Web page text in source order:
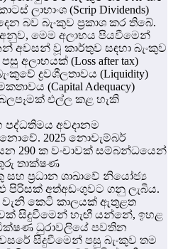
ලාභාංශ (Scrip Dividends)
බව බැංකුව ප්‍රකාශ කර තිබේ.
මෙම අලාභය පියවීමෙන්
අවසන් වූ කාර්තුව සඳහා බැංකුව
අලාභයක් (Loss after tax)
ද්‍රවශීලතාවය (Liquidity)
(Capital Adequacy)
එල්ල කළ හැකි
අවදානම
2025 නොවැම්බර්
290 ක වංචාවක් සම්බන්ධයෙන්
තාක්ෂණ
සහ ප්‍රධාන ශාඛාවේ නියෝජ්‍ය
අත්අඩංගුවට ගනු ලැබීය.
වැනි කෙටි කාලයක් ඇතුළත
සිදුවීමෙන් හැඟී යන්නේ, ඉහළ
ධුරාවලියේ පවතින
සිදුවීමෙන් පසු බැංකුව තම